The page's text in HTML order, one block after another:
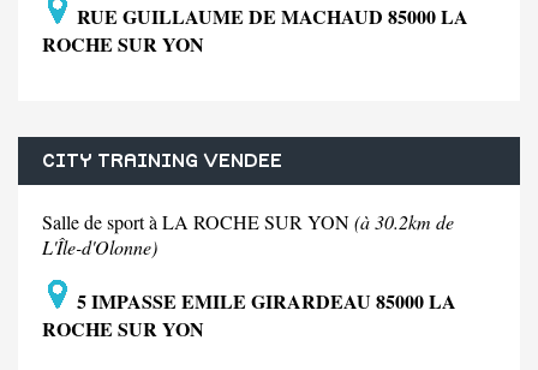
RUE GUILLAUME DE MACHAUD 85000 LA
ROCHE SUR YON
CITY TRAINING VENDEE
Salle de sport à LA ROCHE SUR YON(à 30.2km de
L'Île-d'Olonne)
5 IMPASSE EMILE GIRARDEAU 85000 LA
ROCHE SUR YON